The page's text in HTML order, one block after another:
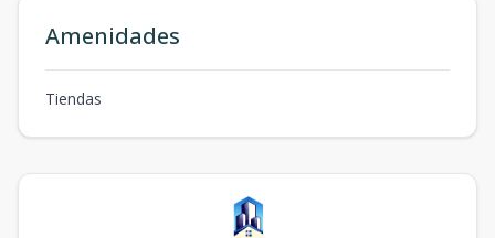
Amenidades
Tiendas